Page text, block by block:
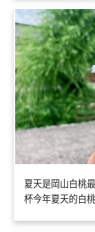
夏天是岡山白桃
杯今年夏天的白